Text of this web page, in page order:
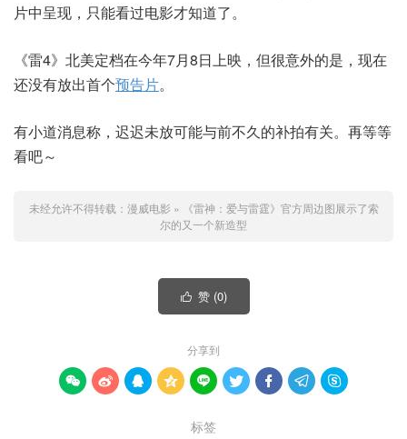
片中呈现，只能看过电影才知道了。
《雷4》北美定档在今年7月8日上映，但很意外的是，现在
还没有放出首个预告片。
有小道消息称，迟迟未放可能与前不久的补拍有关。再等等
看吧～
未经允许不得转载： 漫威电影 »
《雷神：爱与雷霆》官方周边图展示了索
尔的又一个新造型
 赞 (0)
分享到
        
标签